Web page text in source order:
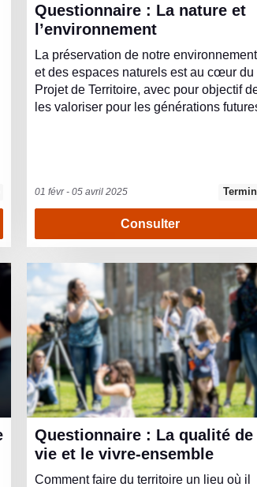
Questionnaire : La nature et
l’environnement
La préservation de notre environnement
et des espaces naturels est au cœur du
Projet de Territoire, avec pour objectif
les valoriser pour les générations
01 févr - 05 avril 2025
Consulter
Questionnaire : La qualité de
vie et le vivre-ensemble
Comment faire du territoire un lieu où il